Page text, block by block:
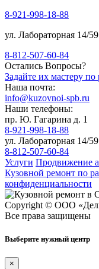
8-921-998-18-88
ул. Лабораторная 14/59
8-812-507-60-84
Остались Вопросы?
Задайте их мастеру по
Наша почта:
info@kuzovnoi-spb.ru
Наши телефоны:
пр. Ю. Гагарина д. 1
8-921-998-18-88
ул. Лабораторная 14/59
8-812-507-60-84
Услуги Продвижение
Кузовной ремонт по
конфиденциальности
Copyright © ООО
Все права защищены
Выберите нужный центр
×